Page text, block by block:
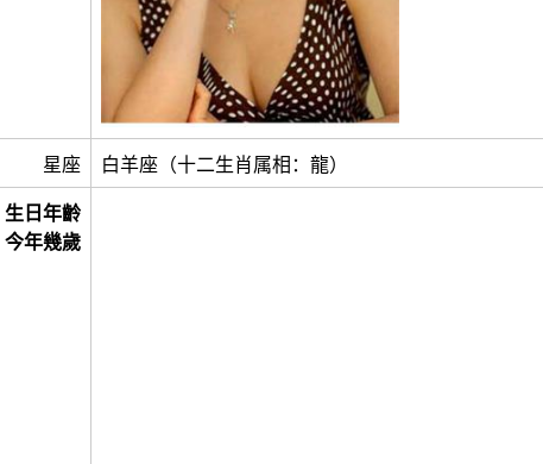
星座 白羊座（十二生肖属相：龍）
生日年齡
今年幾歲